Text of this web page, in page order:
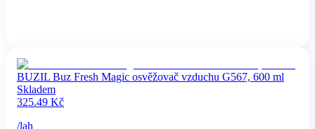
BUZIL Buz Fresh Magic osvěžovač vzduchu G567, 600 ml
Skladem
325.49 Kč
/lah